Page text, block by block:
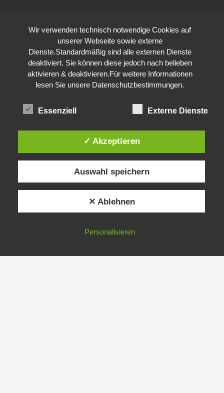
Wir verwenden technisch notwendige Cookies auf
unserer Webseite sowie externe
Dienste.Standardmäßig sind alle externen Dienste
deaktiviert. Sie können diese jedoch nach belieben
aktivieren & deaktivieren.Für weitere Informationen
lesen Sie unsere Datenschutzbestimmungen.
Essenziell Externe Dienste
✓ Akzeptieren
Auswahl speichern
✕ Ablehnen
Personalisieren